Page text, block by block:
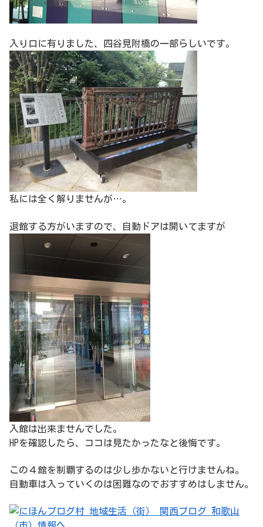
入り口に有りました、四谷見附橋の一部らしいです。
私には全く解りませんが…。
退館する方がいますので、自動ドアは開いてますが
入館は出来ませんでした。
HPを確認したら、ココは見たかったなと後悔です。
この４館を制覇するのは少し歩かないと行けませんね。
自動車は入っていくのは困難なのでおすすめはしません。